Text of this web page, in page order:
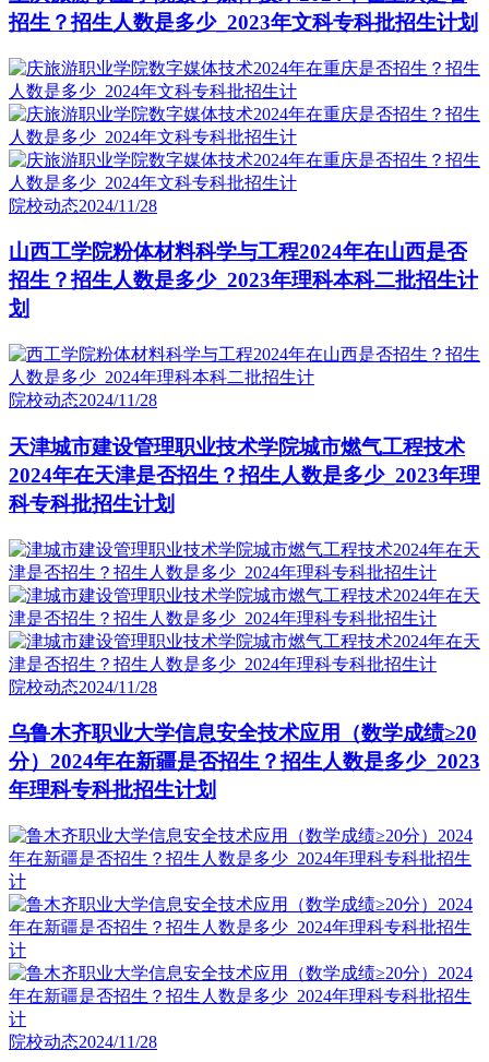
招生？招生人数是多少_2023年文科专科批招生计划
院校动态2024/11/28
山西工学院粉体材料科学与工程2024年在山西是否
招生？招生人数是多少_2023年理科本科二批招生计
划
院校动态2024/11/28
天津城市建设管理职业技术学院城市燃气工程技术
2024年在天津是否招生？招生人数是多少_2023年理
科专科批招生计划
院校动态2024/11/28
乌鲁木齐职业大学信息安全技术应用（数学成绩≥20
分）2024年在新疆是否招生？招生人数是多少_2023
年理科专科批招生计划
院校动态2024/11/28